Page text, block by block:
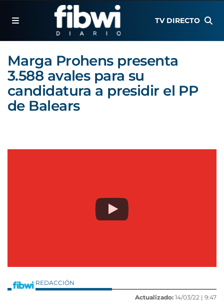
TV DIRECTO
Marga Prohens presenta
3.588 avales para su
candidatura a presidir el PP
de Balears
REDACCIÓN
Actualizado: 14/03/22 | 9:47